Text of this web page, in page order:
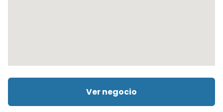
Ver negocio